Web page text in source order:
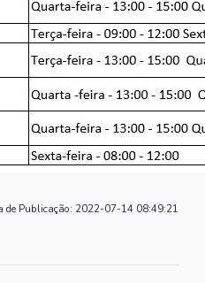
de Publicação: 2022-07-14 08:49:21